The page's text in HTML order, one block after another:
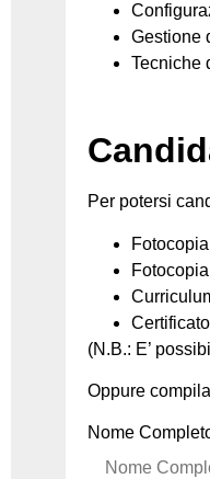
Gestione
Tecniche
Per potersi
(N.B.: E’
Oppure
Nome